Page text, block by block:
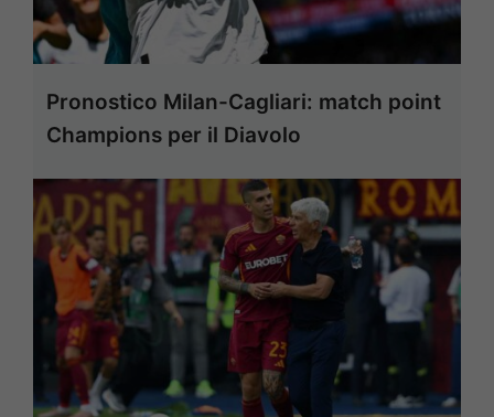
Pronostico Milan-Cagliari: match point
Champions per il Diavolo